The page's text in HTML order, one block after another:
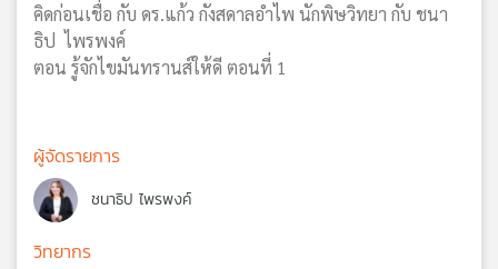
คิดก่อนเชื่อ กับ ดร.แก้ว กังสดาลอำไพ นักพิษวิทยา กับ ชนา
ธิป ไพรพงค์
ตอน รู้จักไขมันทรานส์ให้ดี ตอนที่ 1
ผู้จัดรายการ
ชนาธิป ไพรพงค์
วิทยากร